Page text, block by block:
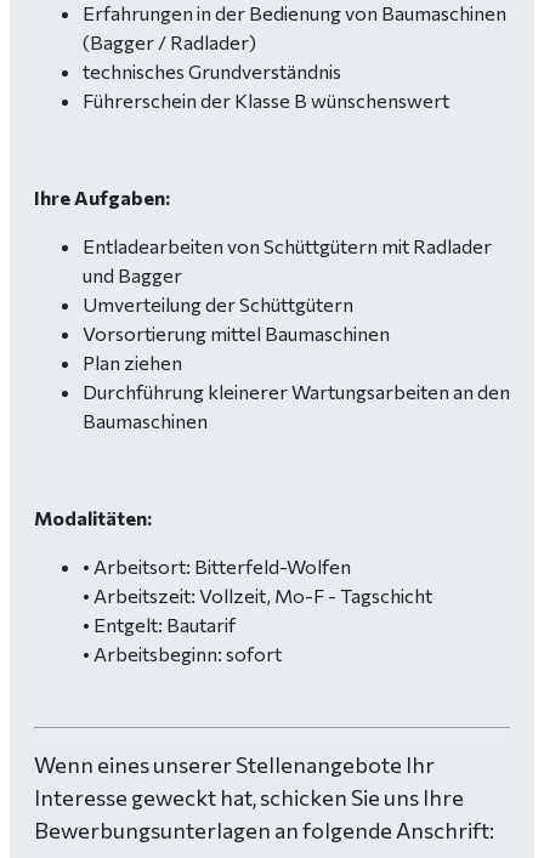
Erfahrungen in der Bedienung von Baumaschinen
(Bagger / Radlader)
technisches Grundverständnis
Führerschein der Klasse B wünschenswert
Ihre Aufgaben:
Entladearbeiten von Schüttgütern mit Radlader
und Bagger
Umverteilung der Schüttgütern
Vorsortierung mittel Baumaschinen
Plan ziehen
Durchführung kleinerer Wartungsarbeiten an den
Baumaschinen
Modalitäten:
• Arbeitsort: Bitterfeld-Wolfen
• Arbeitszeit: Vollzeit, Mo-F - Tagschicht
• Entgelt: Bautarif
• Arbeitsbeginn: sofort
Wenn eines unserer Stellenangebote Ihr
Interesse geweckt hat, schicken Sie uns Ihre
Bewerbungsunterlagen an folgende Anschrift: